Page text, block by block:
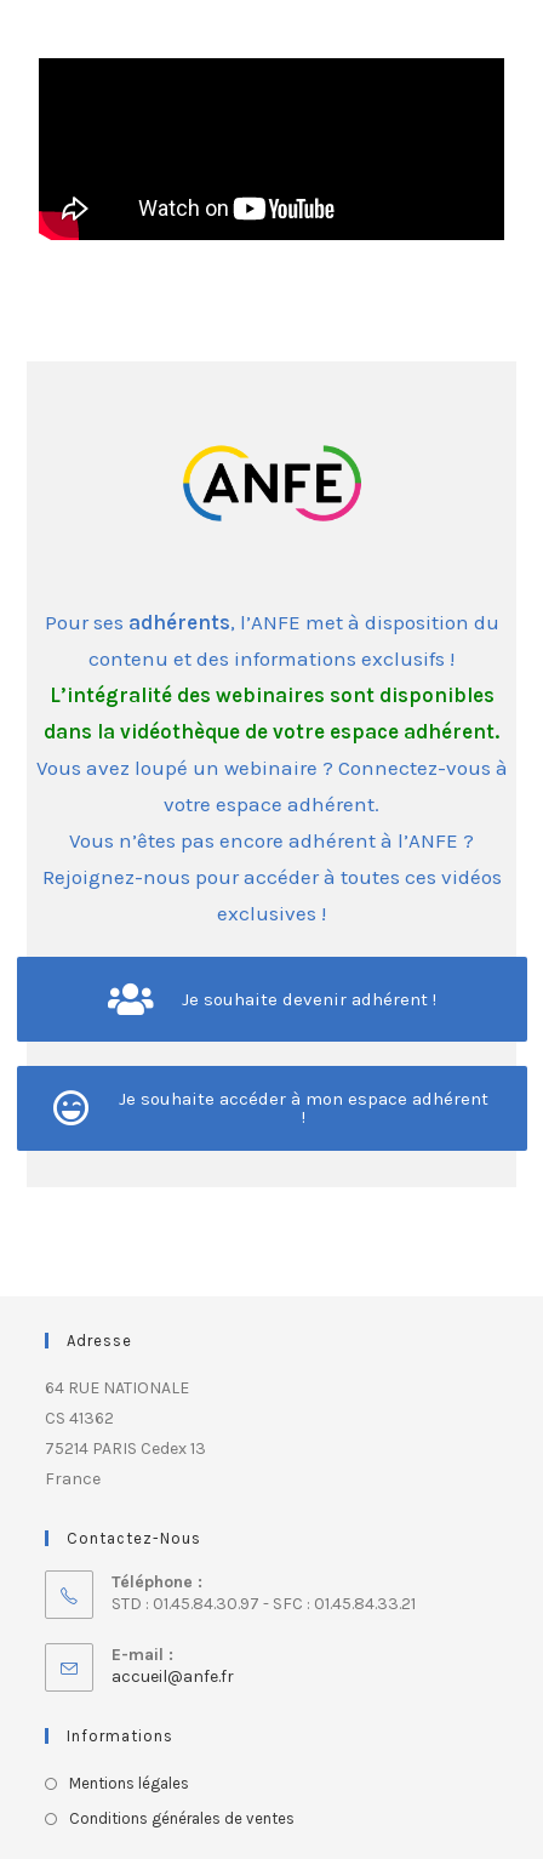
Pour ses adhérents, l’ANFE met à disposition du
contenu et des informations exclusifs !
L’intégralité des webinaires sont disponibles
dans la vidéothèque de votre espace adhérent.
Vous avez loupé un webinaire ? Connectez-vous à
votre espace adhérent.
Vous n’êtes pas encore adhérent à l’ANFE ?
Rejoignez-nous pour accéder à toutes ces vidéos
exclusives !
Je souhaite devenir adhérent !
Je souhaite accéder à mon espace adhérent
!
Adresse
64 RUE NATIONALE
CS 41362
75214 PARIS Cedex 13
France
Contactez-Nous
Téléphone :
STD : 01.45.84.30.97 - SFC : 01.45.84.33.21
E-mail :
accueil@anfe.fr
Informations
Mentions légales
Conditions générales de ventes